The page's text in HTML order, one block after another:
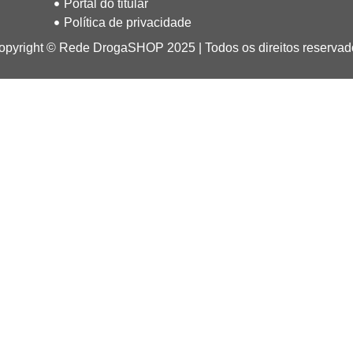
Portal do titular
Política de privacidade
© Rede DrogaSHOP 2025 | Todos os direitos